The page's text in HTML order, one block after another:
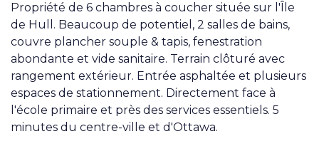
Propriété de 6 chambres à coucher située sur l'Île
de Hull. Beaucoup de potentiel, 2 salles de bains,
couvre plancher souple & tapis, fenestration
abondante et vide sanitaire. Terrain clôturé avec
rangement extérieur. Entrée asphaltée et plusieurs
espaces de stationnement. Directement face à
l'école primaire et près des services essentiels. 5
minutes du centre-ville et d'Ottawa.